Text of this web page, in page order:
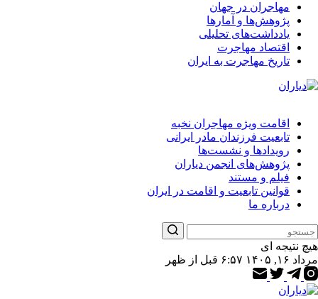
مهاجران در جهان
پژوهش‌ها و آمارها
یادداشت‌های تحلیلی
اقتصاد مهاجرت
تاریخ مهاجرت به ایران
اقامت ویژه مهاجران نخبه
تابعیت فرزندان مادر ایرانی
رویدادها و نشست‌ها
پژوهش‌های انجمن دیاران
فیلم و مستند
قوانین تابعیت و اقامت در ایران
درباره ما
هیچ نتیجه ای
مرداد ۱۶, ۱۴۰۵ ۶:۵۷ قبل از ظهر